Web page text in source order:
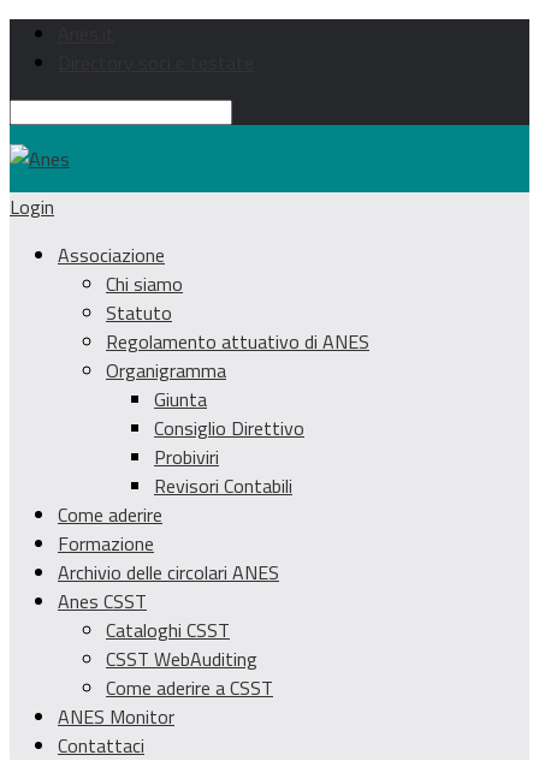
Login
Associazione
Chi siamo
Statuto
Regolamento attuativo di ANES
Organigramma
Giunta
Consiglio Direttivo
Probiviri
Revisori Contabili
Come aderire
Formazione
Archivio delle circolari ANES
Anes CSST
Cataloghi CSST
CSST WebAuditing
Come aderire a CSST
ANES Monitor
Contattaci